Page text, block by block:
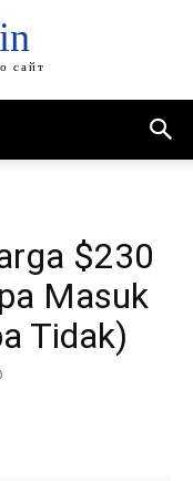
сайт
$230
Masuk
Tidak)